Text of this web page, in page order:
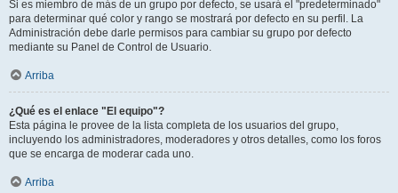
Si es miembro de más de un grupo por defecto, se usará el "predeterminado"
para determinar qué color y rango se mostrará por defecto en su perfil. La
Administración debe darle permisos para cambiar su grupo por defecto
mediante su Panel de Control de Usuario.
Arriba
¿Qué es el enlace "El equipo"?
Esta página le provee de la lista completa de los usuarios del grupo,
incluyendo los administradores, moderadores y otros detalles, como los foros
que se encarga de moderar cada uno.
Arriba